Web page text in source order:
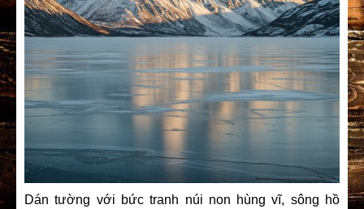
Dán tường với bức tranh núi non hùng vĩ, sông hồ